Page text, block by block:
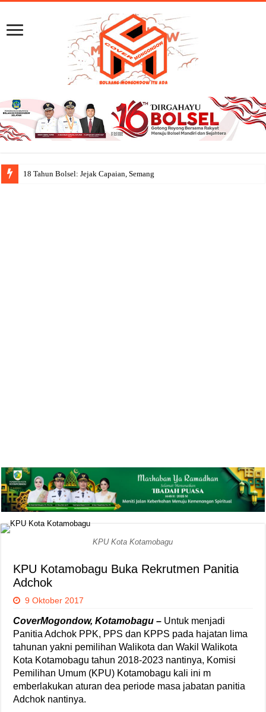
18 Tahun Bolsel: Jejak Capaian, Semangat Gotong Royon
KPU Kota Kotamobagu
KPU Kotamobagu Buka Rekrutmen Panitia
Adchok
9 Oktober 2017
CoverMogondow, Kotamobagu – Untuk menjadi
Panitia Adchok PPK, PPS dan KPPS pada hajatan lima
tahunan yakni pemilihan Walikota dan Wakil Walikota
Kota Kotamobagu tahun 2018-2023 nantinya, Komisi
Pemilihan Umum (KPU) Kotamobagu kali ini m
emberlakukan aturan dea periode masa jabatan panitia
Adchok nantinya.